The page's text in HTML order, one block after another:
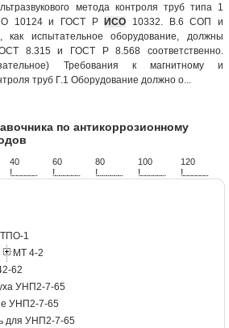
метода контроля труб типа 1
10124 и ГОСТ РИСО 10332. В.6 СОП и
как испытательное оборудование, должны
8.315 и ГОСТ Р 8.568 соответственно.
Требования к магнитному и
труб Г.1 Оборудование должно о...
по антикоррозионному
40
!...................
60
!...................
80
!...................
100
!...................
120
!...................
1
МТ 4-2
62
УНП2-7-65
УНП2-7-65
для УНП2-7-65